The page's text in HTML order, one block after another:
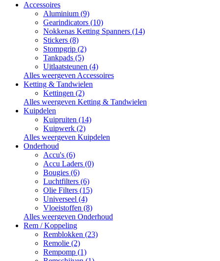
Accessoires
Aluminium (9)
Gearindicators (10)
Nokkenas Ketting Spanners (14)
Stickers (8)
Stompgrip (2)
Tankpads (5)
Uitlaatsteunen (4)
Alles weergeven Accessoires
Ketting & Tandwielen
Kettingen (2)
Alles weergeven Ketting & Tandwielen
Kuipdelen
Kuipruiten (14)
Kuipwerk (2)
Alles weergeven Kuipdelen
Onderhoud
Accu's (6)
Accu Laders (0)
Bougies (6)
Luchtfilters (6)
Olie Filters (15)
Universeel (4)
Vloeistoffen (8)
Alles weergeven Onderhoud
Rem / Koppeling
Remblokken (23)
Remolie (2)
Rempomp (1)